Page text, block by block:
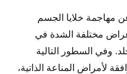
مهاجمة خلايا الجسم
مختلفة الشدة في
وفي السطور التالية
لأمراض المناعة الذاتية،